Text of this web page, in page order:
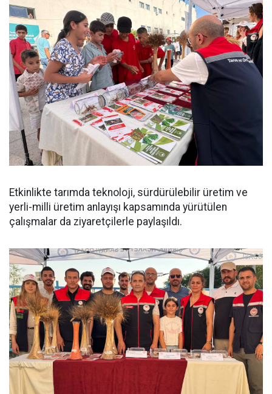
Etkinlikte tarımda teknoloji, sürdürülebilir üretim ve
yerli-milli üretim anlayışı kapsamında yürütülen
çalışmalar da ziyaretçilerle paylaşıldı.